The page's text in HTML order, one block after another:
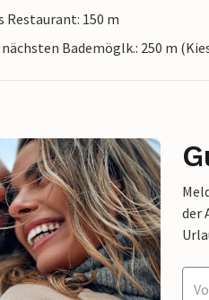
Restaurant: 150 m
Bademöglk.: 250 m
der